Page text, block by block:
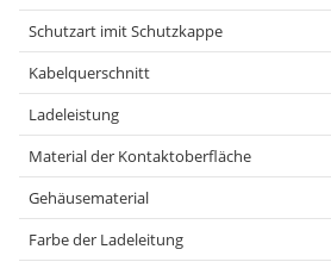
Schutzart imit Schutzkappe
Kabelquerschnitt
Ladeleistung
Material der Kontaktoberfläche
Gehäusematerial
Farbe der Ladeleitung